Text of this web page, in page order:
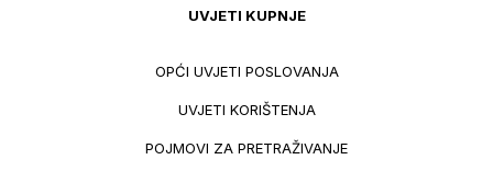
UVJETI KUPNJE
OPĆI UVJETI POSLOVANJA
UVJETI KORIŠTENJA
POJMOVI ZA PRETRAŽIVANJE